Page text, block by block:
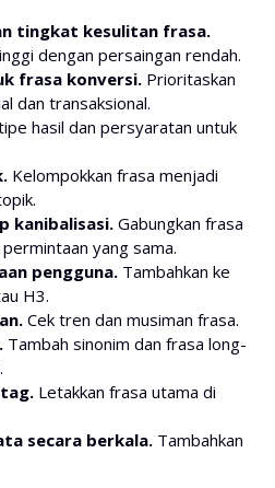
tingkat kesulitan frasa.
dengan persaingan rendah.
frasa konversi. Prioritaskan
dan transaksional.
hasil dan persyaratan untuk
Kelompokkan frasa menjadi
kanibalisasi. Gabungkan frasa
yang sama.
pengguna. Tambahkan ke
H3.
Cek tren dan musiman frasa.
Tambah sinonim dan frasa long-
Letakkan frasa utama di
secara berkala. Tambahkan